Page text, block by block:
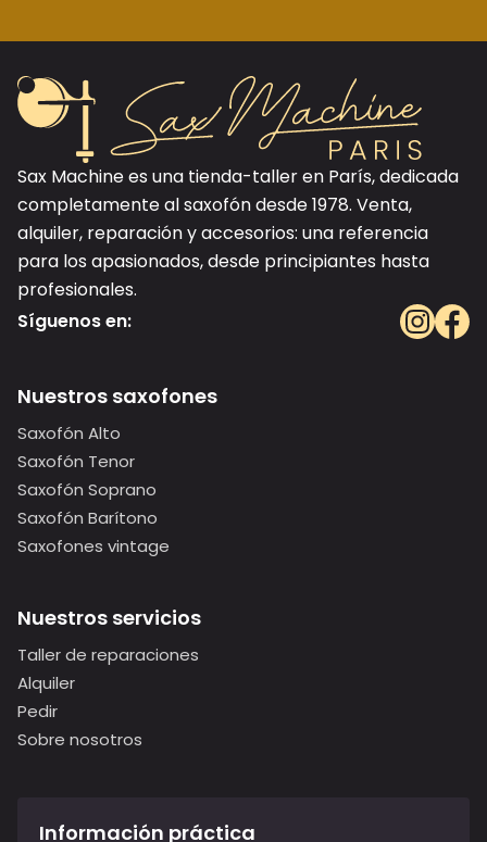
Sax Machine es una tienda-taller en París, dedicada
completamente al saxofón desde 1978. Venta,
alquiler, reparación y accesorios: una referencia
para los apasionados, desde principiantes hasta
profesionales.
Síguenos en:
Nuestros saxofones
Saxofón Alto
Saxofón Tenor
Saxofón Soprano
Saxofón Barítono
Saxofones vintage
Nuestros servicios
Taller de reparaciones
Alquiler
Pedir
Sobre nosotros
Información práctica